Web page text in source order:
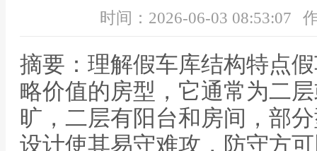
时间：2026-06-03 08:53:07
摘要：理解假车库结构特点
略价值的房型，它通常为二
旷，二层有阳台和房间，部
设计使其易守难攻，防守方